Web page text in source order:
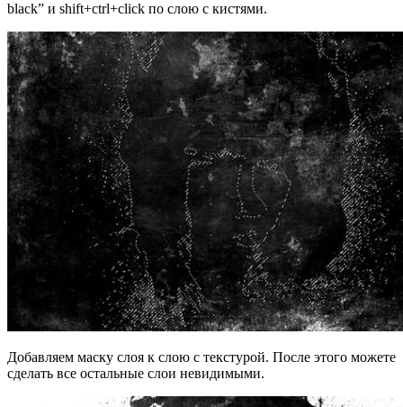
black” и shift+ctrl+click по слою с кистями.
Добавляем маску слоя к слою с текстурой. После этого можете
сделать все остальные слои невидимыми.